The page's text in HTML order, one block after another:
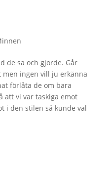
de sa och gjorde. Går
ingen vill ju erkänna
förlåta de om bara
att vi var taskiga emot
i den stilen så kunde väl